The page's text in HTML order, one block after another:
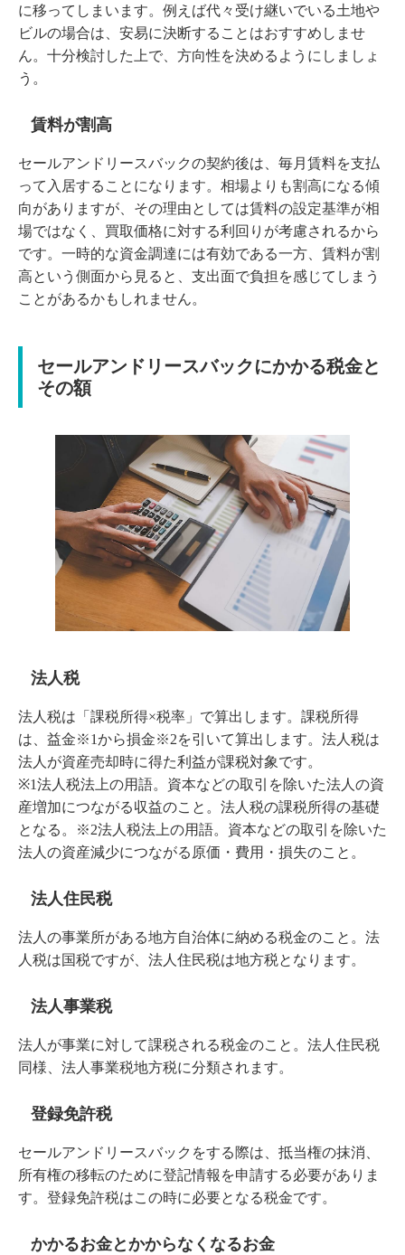
に移ってしまいます。例えば代々受け継いでいる土地や
ビルの場合は、安易に決断することはおすすめしませ
ん。十分検討した上で、方向性を決めるようにしましょ
う。
賃料が割高
セールアンドリースバックの契約後は、毎月賃料を支払
って入居することになります。相場よりも割高になる傾
向がありますが、その理由としては賃料の設定基準が相
場ではなく、買取価格に対する利回りが考慮されるから
です。一時的な資金調達には有効である一方、賃料が割
高という側面から見ると、支出面で負担を感じてしまう
ことがあるかもしれません。
セールアンドリースバックにかかる税金と
その額
法人税
法人税は「課税所得×税率」で算出します。課税所得
は、益金※1から損金※2を引いて算出します。法人税は
法人が資産売却時に得た利益が課税対象です。
※1法人税法上の用語。資本などの取引を除いた法人の資
産増加につながる収益のこと。法人税の課税所得の基礎
となる。※2法人税法上の用語。資本などの取引を除いた
法人の資産減少につながる原価・費用・損失のこと。
法人住民税
法人の事業所がある地方自治体に納める税金のこと。法
人税は国税ですが、法人住民税は地方税となります。
法人事業税
法人が事業に対して課税される税金のこと。法人住民税
同様、法人事業税地方税に分類されます。
登録免許税
セールアンドリースバックをする際は、抵当権の抹消、
所有権の移転のために登記情報を申請する必要がありま
す。登録免許税はこの時に必要となる税金です。
かかるお金とかからなくなるお金